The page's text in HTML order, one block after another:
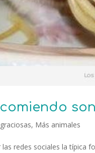
, Más animales
redes sociales la